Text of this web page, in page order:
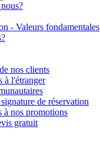
- Valeurs fondamentales
nos clients
à l'étranger
de réservation
à nos promotions
gratuit